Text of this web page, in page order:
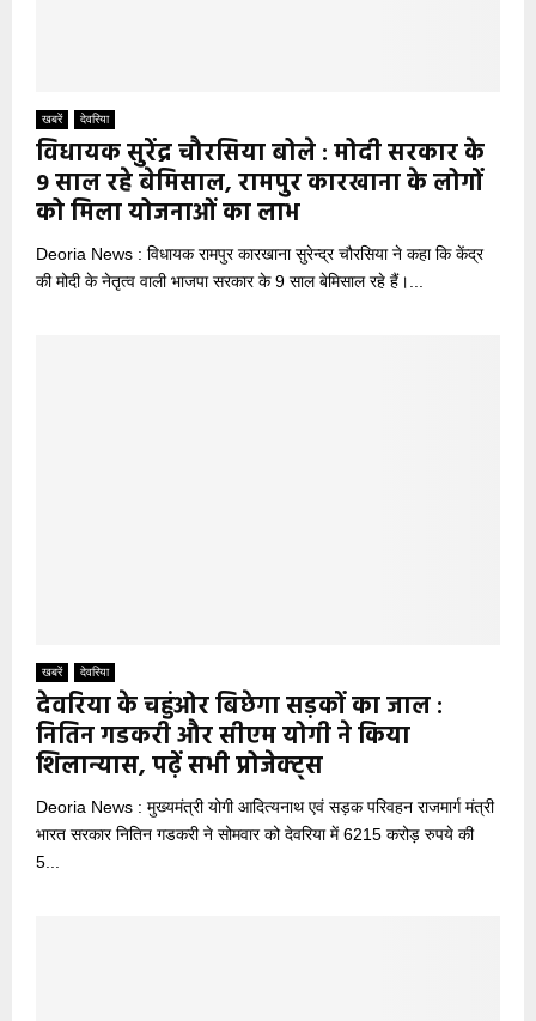
खबरें देवरिया
विधायक सुरेंद्र चौरसिया बोले : मोदी सरकार के
9 साल रहे बेमिसाल, रामपुर कारखाना के लोगों
को मिला योजनाओं का लाभ
Deoria News : विधायक रामपुर कारखाना सुरेन्द्र चौरसिया ने कहा कि केंद्र
की मोदी के नेतृत्व वाली भाजपा सरकार के 9 साल बेमिसाल रहे हैं।...
खबरें देवरिया
देवरिया के चहुंओर बिछेगा सड़कों का जाल :
नितिन गडकरी और सीएम योगी ने किया
शिलान्यास, पढ़ें सभी प्रोजेक्ट्स
Deoria News : मुख्यमंत्री योगी आदित्यनाथ एवं सड़क परिवहन राजमार्ग मंत्री
भारत सरकार नितिन गडकरी ने सोमवार को देवरिया में 6215 करोड़ रुपये की
5...